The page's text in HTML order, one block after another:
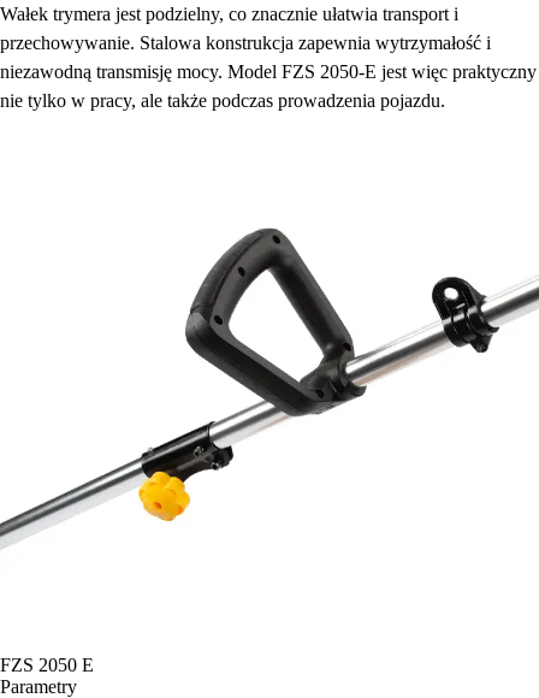
Wałek trymera jest podzielny, co znacznie ułatwia transport i
przechowywanie. Stalowa konstrukcja zapewnia wytrzymałość i
niezawodną transmisję mocy. Model FZS 2050-E jest więc praktyczny
nie tylko w pracy, ale także podczas prowadzenia pojazdu.
FZS 2050 E
Parametry